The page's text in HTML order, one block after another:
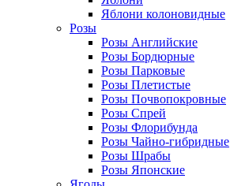
Яблони колоновидные
Розы
Розы Английские
Розы Бордюрные
Розы Парковые
Розы Плетистые
Розы Почвопокровные
Розы Спрей
Розы Флорибунда
Розы Чайно-гибридные
Розы Шрабы
Розы Японские